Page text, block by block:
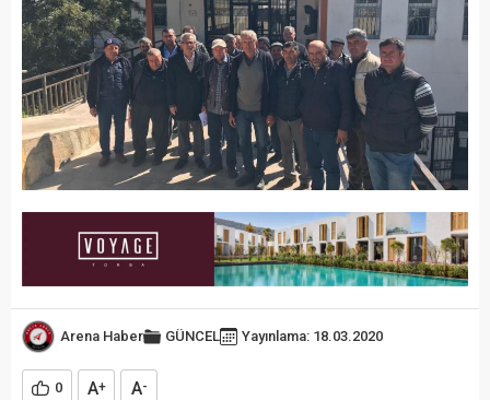
Arena Haber GÜNCEL Yayınlama: 18.03.2020
0 A+ A-